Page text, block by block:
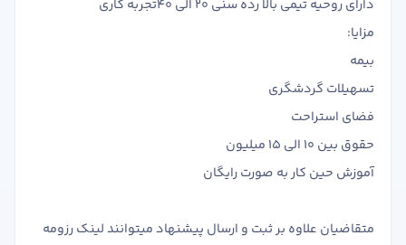
دارای روحیه تیمی بالا رده سنی 20 الی 40تجربه کاری
مزایا:
بیمه
تسهیلات گردشگری
فضای استراحت
حقوق بین 10 الی 15 میلیون
آموزش حین کار به صورت رایگان
متقاضیان علاوه بر ثبت و ارسال پیشنهاد میتوانند لینک رزومه